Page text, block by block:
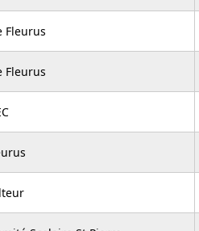
Fleurus
Fleurus